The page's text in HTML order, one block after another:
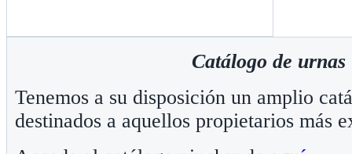
Catálogo de urnas
Tenemos a su disposición un amplio
destinados a aquellos propietarios más